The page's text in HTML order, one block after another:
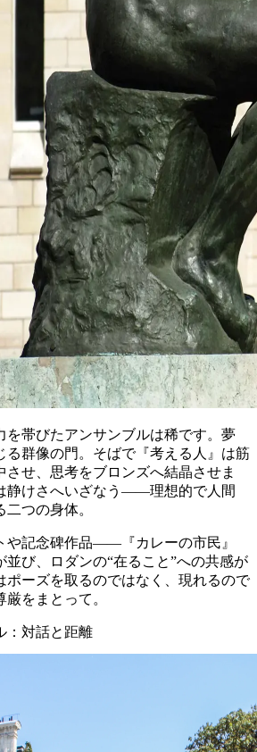
を帯びたアンサンブルは稀です。夢
る群像の門。そばで『考える人』は筋
させ、思考をブロンズへ結晶させま
静けさへいざなう——理想的で人間
つの身体。
や記念碑作品——『カレーの市民』
び、ロダンの“在ること”への共感が
ポーズを取るのではなく、現れるので
をまとって。
：対話と距離